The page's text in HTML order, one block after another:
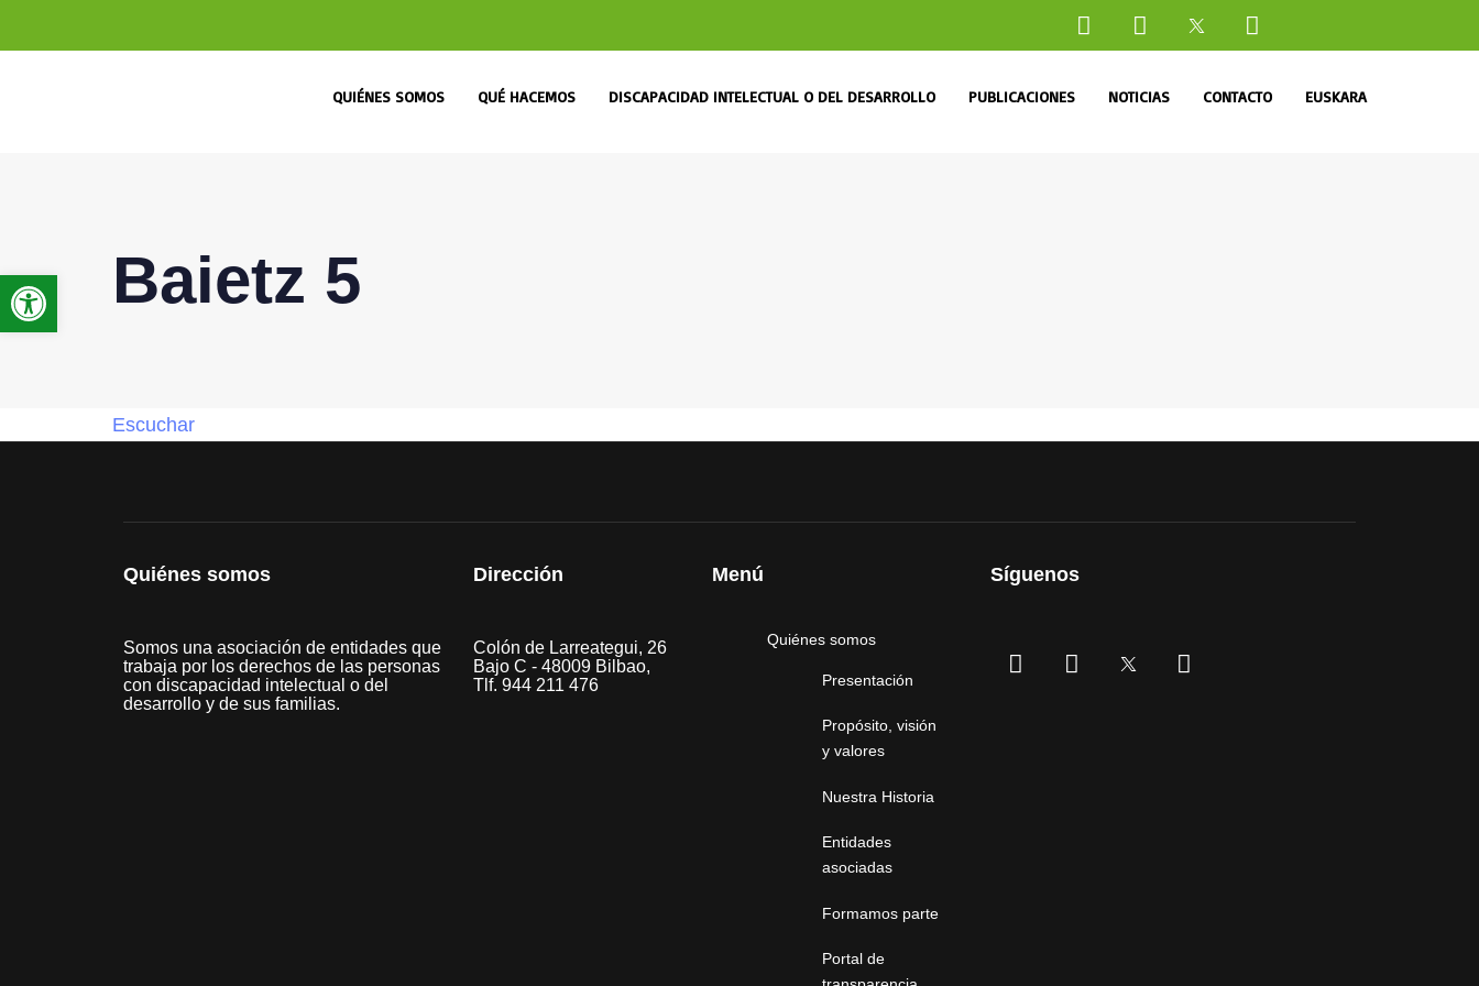
QUIÉNES SOMOS QUÉ HACEMOS DISCAPACIDAD INTELECTUAL O DEL DESARROLLO PUBLICACIONES NOTICIAS CONTACTO EUSKARA
Baietz 5
Escuchar
Quiénes somos
Somos una asociación de entidades que
trabaja por los derechos de las personas
con discapacidad intelectual o del
desarrollo y de sus familias.
Dirección
Colón de Larreategui, 26
Bajo C - 48009 Bilbao,
Tlf. 944 211 476
Menú
Quiénes somos
Presentación
Propósito, visión
y valores
Nuestra Historia
Entidades
asociadas
Formamos parte
Portal de
Síguenos
Abrir barra de herramientas